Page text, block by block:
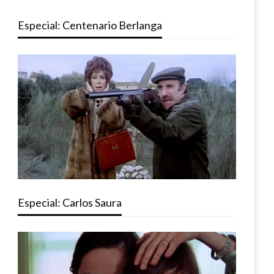
Especial: Centenario Berlanga
Especial: Carlos Saura